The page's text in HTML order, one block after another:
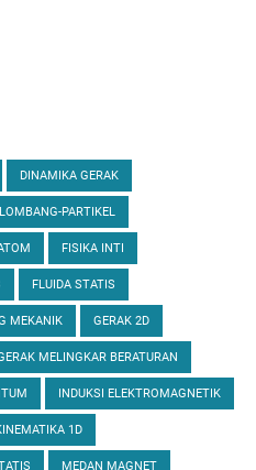
DINAMIKA GERAK
PARTIKEL
FISIKA INTI
FLUIDA STATIS
MEKANIK GERAK 2D
MELINGKAR BERATURAN
INDUKSI ELEKTROMAGNETIK
1D
MEDAN MAGNET